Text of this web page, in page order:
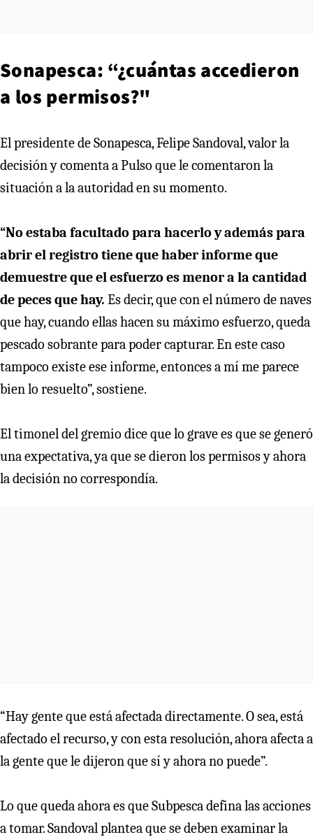
Sonapesca: “¿cuántas accedieron
a los permisos?"
El presidente de Sonapesca, Felipe Sandoval, valor la
decisión y comenta a Pulso que le comentaron la
situación a la autoridad en su momento.
“No estaba facultado para hacerlo y además para
abrir el registro tiene que haber informe que
demuestre que el esfuerzo es menor a la cantidad
de peces que hay. Es decir, que con el número de naves
que hay, cuando ellas hacen su máximo esfuerzo, queda
pescado sobrante para poder capturar. En este caso
tampoco existe ese informe, entonces a mí me parece
bien lo resuelto”, sostiene.
El timonel del gremio dice que lo grave es que se generó
una expectativa, ya que se dieron los permisos y ahora
la decisión no correspondía.
“Hay gente que está afectada directamente. O sea, está
afectado el recurso, y con esta resolución, ahora afecta a
la gente que le dijeron que sí y ahora no puede”.
Lo que queda ahora es que Subpesca defina las acciones
a tomar. Sandoval plantea que se deben examinar la